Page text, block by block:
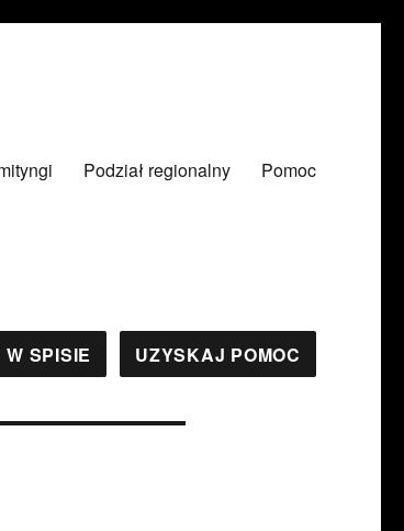
Podział regionalny Pomoc
SPISIE UZYSKAJ POMOC